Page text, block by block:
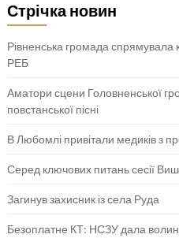
Стрічка новин
Рівненська громада спрямувала
РЕБ
Аматори сцени Головненської
повстанської пісні
В Любомлі привітали медиків з
Серед ключових питань сесії
Загинув захисник із села Руда
Безоплатне КТ: НСЗУ дала